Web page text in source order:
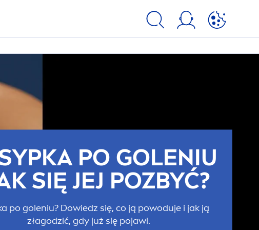
PO GOLENIU
SIĘ JEJ POZBYĆ?
po goleniu? Dowiedz się, co ją powoduje i jak ją
złagodzić, gdy już się pojawi.